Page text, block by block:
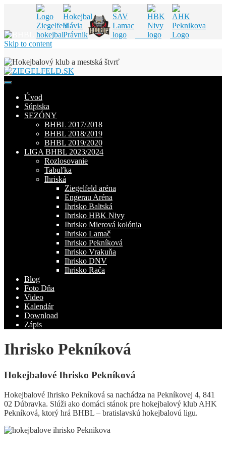
Skip to content
Úvod
Súpiska
SEZÓNY
BHBL 2017/2018
BHBL 2018/2019
BHBL 2019/2020
LIGA BHBL 2023/2024
Rozlosovanie
Tabuľka
Ihriská
Ziegelfeld aréna
Engerau Aréna
Ihrisko Baltská
Ihrisko HBK Nivy
Ihrisko Mierová kolónia
Ihrisko Lamač
Ihrisko Pekníková
Ihrisko Vrakuňa
Ihrisko DNV
Ihrisko Rača
Blog
Foto Dňa
Video
Kalendár
Download
Zápis
Ihrisko Pekníková
Hokejbalové Ihrisko Pekníková
Hokejbalové Ihrisko Pekníková sa nachádza na Pekníkovej 4, 841
02 Dúbravka. Slúži ako domáci stánok pre hokejbalový klub AHK
Pekníková, ktorý hrá BHBL – bratislavskú hokejbalovú ligu.